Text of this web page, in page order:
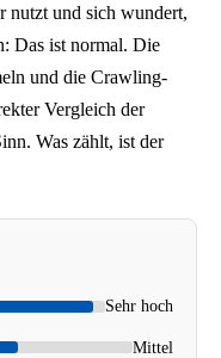
nutzt und sich wundert,
Das ist normal. Die
und die Crawling-
Vergleich der
Was zählt, ist der
Sehr hoch
Mittel